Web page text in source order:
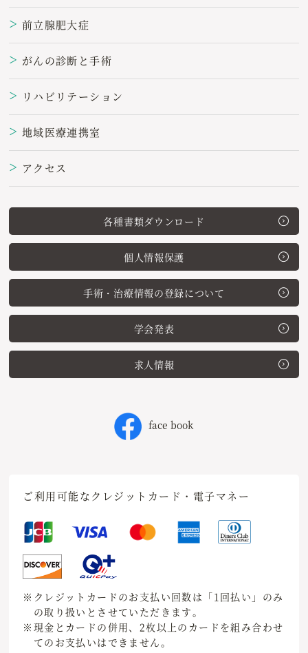
＞ 前立腺肥大症
＞ がんの診断と手術
＞ リハビリテーション
＞ 地域医療連携室
＞ アクセス
各種書類ダウンロード
個人情報保護
手術・治療情報の登録について
学会発表
求人情報
face book
ご利用可能なクレジットカード・電子マネー
※クレジットカードのお支払い回数は「1回払い」のみ
の取り扱いとさせていただきます。
※現金とカードの併用、2枚以上のカードを組み合わせ
てのお支払いはできません。